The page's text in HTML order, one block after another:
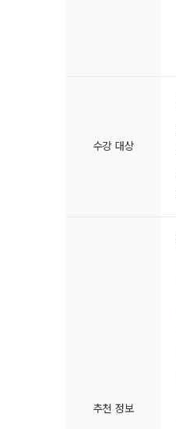
수강 대상
추천 정보